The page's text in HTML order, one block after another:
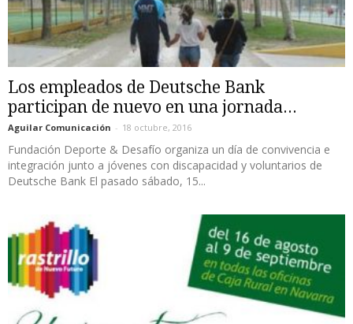
Los empleados de Deutsche Bank
participan de nuevo en una jornada...
Aguilar Comunicación - 18 octubre, 2016
Fundación Deporte & Desafío organiza un día de convivencia e
integración junto a jóvenes con discapacidad y voluntarios de
Deutsche Bank El pasado sábado, 15...